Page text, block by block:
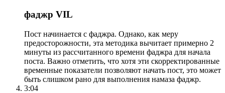
фаджр VIL
Пост начинается с фаджра. Однако, как меру
предосторожности, эта методика вычитает примерно 2
минуты из рассчитанного времени фаджра для начала
поста. Важно отметить, что хотя эти скорректированные
временные показатели позволяют начать пост, это может
быть слишком рано для выполнения намаза фаджр.
3:04